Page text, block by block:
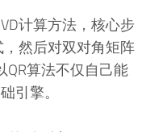
计算方法，核心步
然后对双对角矩阵
QR算法不仅自己能
引擎。